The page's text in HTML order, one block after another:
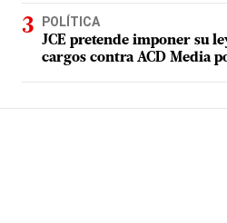
POLÍTICA
JCE pretende imponer su
cargos contra ACD Media